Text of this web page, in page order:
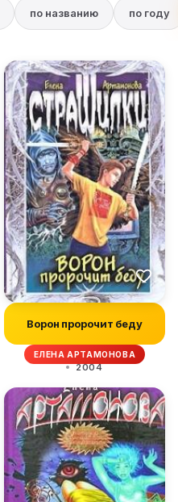
по названию по году
Ворон пророчит беду
ЕЛЕНА АРТАМОНОВА
2004